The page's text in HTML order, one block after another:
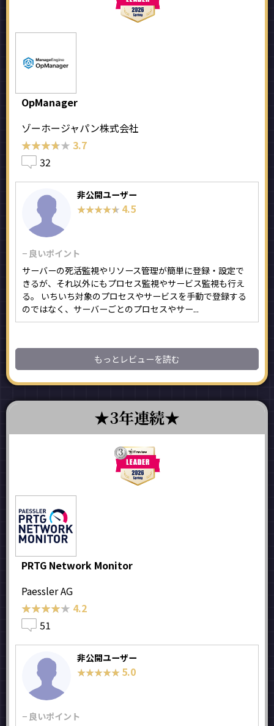
OpManager
ゾーホージャパン株式会社
★★★★★
★★★★★ 3.7
32
非公開ユーザー
★★★★★
★★★★★ 4.5
− 良いポイント
サーバーの死活監視やリソース管理が簡単に登録・設定で
きるが、それ以外にもプロセス監視やサービス監視も行え
る。 いちいち対象のプロセスやサービスを手動で登録する
のではなく、サーバーごとのプロセスやサー...
もっとレビューを読む
3年連続
PRTG Network Monitor
Paessler AG
★★★★★
★★★★★ 4.2
51
非公開ユーザー
★★★★★
★★★★★ 5.0
− 良いポイント